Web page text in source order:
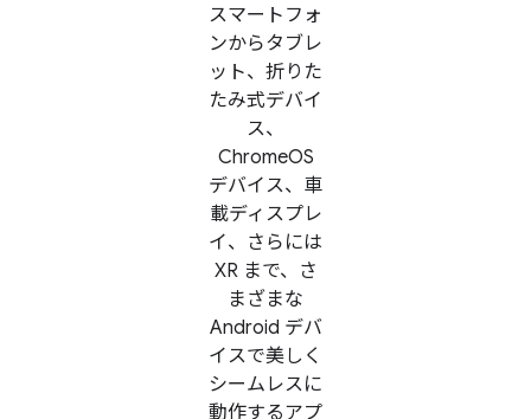
スマートフォ
ンからタブレ
ット、折りた
たみ式デバイ
ス、
ChromeOS
デバイス、車
載ディスプレ
イ、さらには
XR まで、さ
まざまな
Android デバ
イスで美しく
シームレスに
動作するアプ